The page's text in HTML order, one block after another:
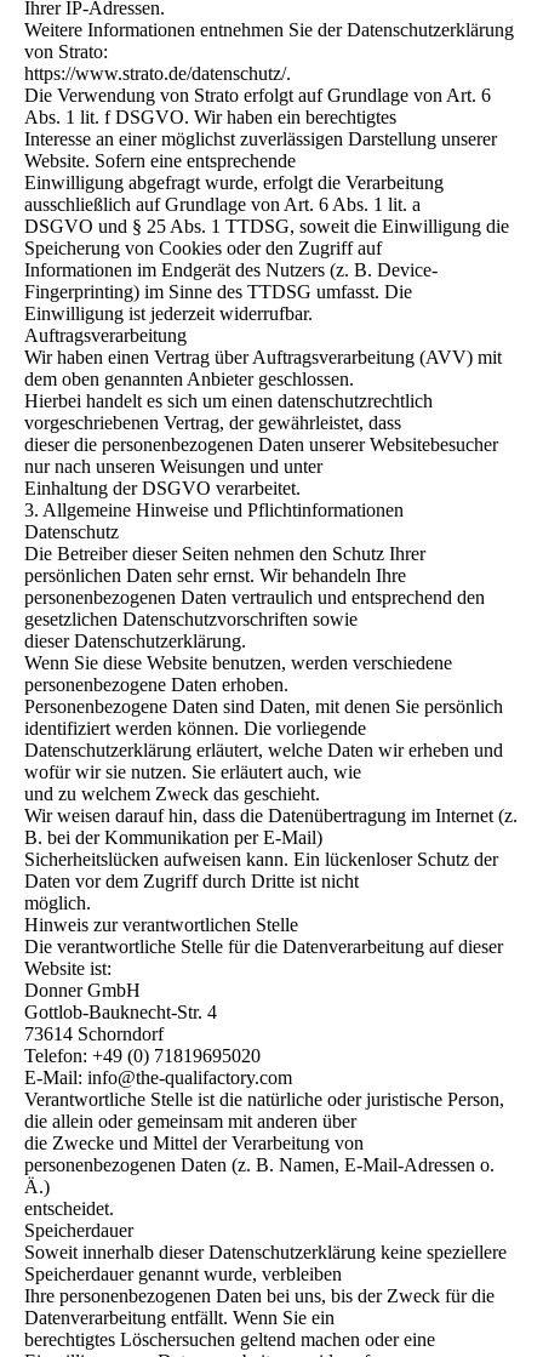
Ihrer IP-Adressen.
Weitere Informationen entnehmen Sie der Datenschutzerklärung
von Strato:
https://www.strato.de/datenschutz/.
Die Verwendung von Strato erfolgt auf Grundlage von Art. 6
Abs. 1 lit. f DSGVO. Wir haben ein berechtigtes
Interesse an einer möglichst zuverlässigen Darstellung unserer
Website. Sofern eine entsprechende
Einwilligung abgefragt wurde, erfolgt die Verarbeitung
ausschließlich auf Grundlage von Art. 6 Abs. 1 lit. a
DSGVO und § 25 Abs. 1 TTDSG, soweit die Einwilligung die
Speicherung von Cookies oder den Zugriff auf
Informationen im Endgerät des Nutzers (z. B. Device-
Fingerprinting) im Sinne des TTDSG umfasst. Die
Einwilligung ist jederzeit widerrufbar.
Auftragsverarbeitung
Wir haben einen Vertrag über Auftragsverarbeitung (AVV) mit
dem oben genannten Anbieter geschlossen.
Hierbei handelt es sich um einen datenschutzrechtlich
vorgeschriebenen Vertrag, der gewährleistet, dass
dieser die personenbezogenen Daten unserer Websitebesucher
nur nach unseren Weisungen und unter
Einhaltung der DSGVO verarbeitet.
3. Allgemeine Hinweise und Pflichtinformationen
Datenschutz
Die Betreiber dieser Seiten nehmen den Schutz Ihrer
persönlichen Daten sehr ernst. Wir behandeln Ihre
personenbezogenen Daten vertraulich und entsprechend den
gesetzlichen Datenschutzvorschriften sowie
dieser Datenschutzerklärung.
Wenn Sie diese Website benutzen, werden verschiedene
personenbezogene Daten erhoben.
Personenbezogene Daten sind Daten, mit denen Sie persönlich
identifiziert werden können. Die vorliegende
Datenschutzerklärung erläutert, welche Daten wir erheben und
wofür wir sie nutzen. Sie erläutert auch, wie
und zu welchem Zweck das geschieht.
Wir weisen darauf hin, dass die Datenübertragung im Internet (z.
B. bei der Kommunikation per E-Mail)
Sicherheitslücken aufweisen kann. Ein lückenloser Schutz der
Daten vor dem Zugriff durch Dritte ist nicht
möglich.
Hinweis zur verantwortlichen Stelle
Die verantwortliche Stelle für die Datenverarbeitung auf dieser
Website ist:
Donner GmbH
Gottlob-Bauknecht-Str. 4
73614 Schorndorf
Telefon: +49 (0) 71819695020
E-Mail: info@the-qualifactory.com
Verantwortliche Stelle ist die natürliche oder juristische Person,
die allein oder gemeinsam mit anderen über
die Zwecke und Mittel der Verarbeitung von
personenbezogenen Daten (z. B. Namen, E-Mail-Adressen o.
Ä.)
entscheidet.
Speicherdauer
Soweit innerhalb dieser Datenschutzerklärung keine speziellere
Speicherdauer genannt wurde, verbleiben
Ihre personenbezogenen Daten bei uns, bis der Zweck für die
Datenverarbeitung entfällt. Wenn Sie ein
berechtigtes Löschersuchen geltend machen oder eine